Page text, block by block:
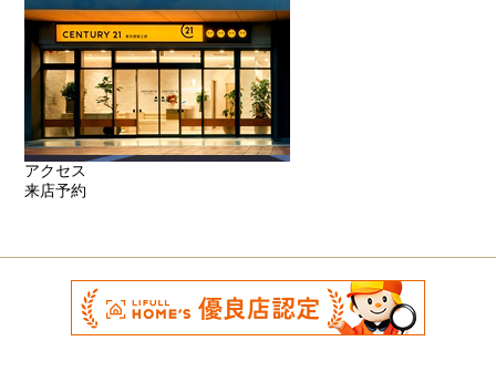
アクセス
来店予約